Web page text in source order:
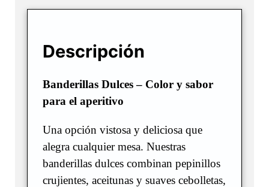
Descripción
Banderillas Dulces – Color y sabor
para el aperitivo
Una opción vistosa y deliciosa que
alegra cualquier mesa. Nuestras
banderillas dulces combinan pepinillos
crujientes, aceitunas y suaves cebolletas,